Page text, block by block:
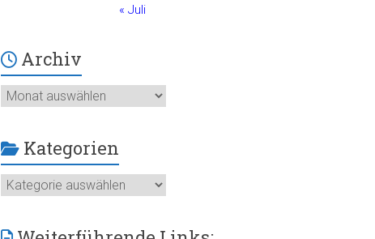
« Juli
Archiv
Archiv
Kategorien
Kategorien